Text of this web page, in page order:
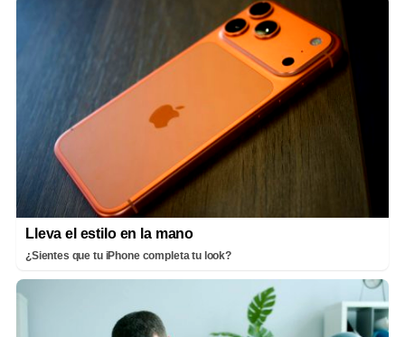
Lleva el estilo en la mano
¿Sientes que tu iPhone completa tu look?